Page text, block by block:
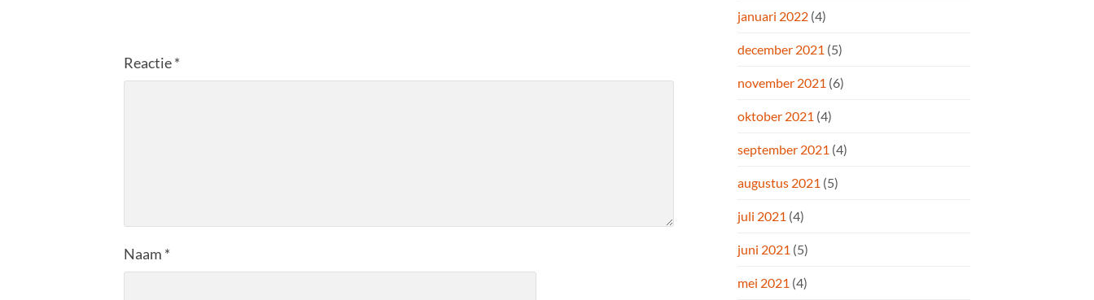
Reactie*
Naam *
januari 2022 (4)
december 2021 (5)
november 2021 (6)
oktober 2021 (4)
september 2021 (4)
augustus 2021 (5)
juli 2021 (4)
juni 2021 (5)
mei 2021 (4)